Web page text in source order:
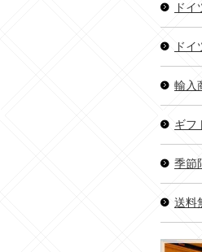
ドイ
ド
輸入
ギフ
季節
送料